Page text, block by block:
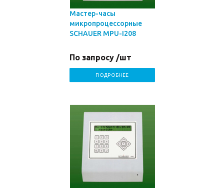
Мастер-часы
микропроцессорные
SCHAUER MPU-I208
По запросу /шт
ПОДРОБНЕЕ